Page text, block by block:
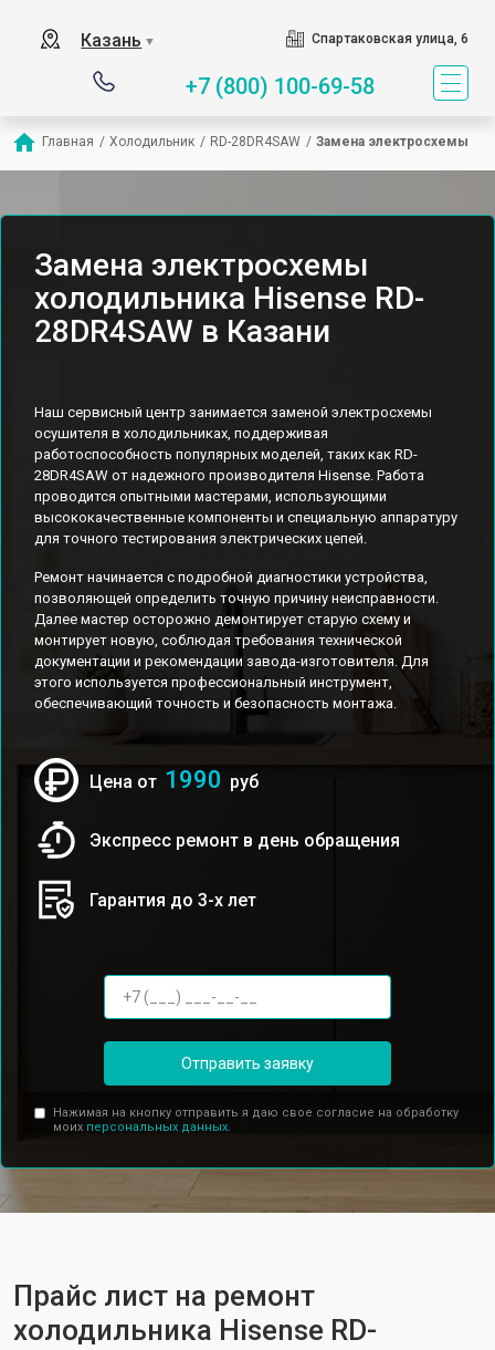
Казань ▼ Спартаковская улица, 6
+7 (800) 100-69-58
Главная / Холодильник / RD-28DR4SAW / Замена электросхемы
Замена электросхемы
холодильника Hisense RD-
28DR4SAW в Казани
Наш сервисный центр занимается заменой электросхемы
осушителя в холодильниках, поддерживая
работоспособность популярных моделей, таких как RD-
28DR4SAW от надежного производителя Hisense. Работа
проводится опытными мастерами, использующими
высококачественные компоненты и специальную аппаратуру
для точного тестирования электрических цепей.
Ремонт начинается с подробной диагностики устройства,
позволяющей определить точную причину неисправности.
Далее мастер осторожно демонтирует старую схему и
монтирует новую, соблюдая требования технической
документации и рекомендации завода-изготовителя. Для
этого используется профессиональный инструмент,
обеспечивающий точность и безопасность монтажа.
Цена от 1990 руб
Экспресс ремонт в день обращения
Гарантия до 3-х лет
Отправить заявку
Нажимая на кнопку отправить я даю свое согласие на обработку
моих персональных данных.
Прайс лист на ремонт
холодильника Hisense RD-